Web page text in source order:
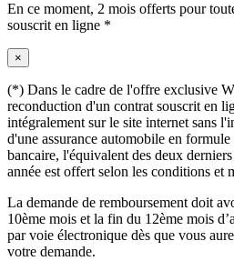
En ce moment, 2 mois offerts pour
souscrit en ligne *
×
(*) Dans le cadre de l'offre exclusive
reconduction d'un contrat souscrit en
intégralement sur le site internet sans
d'une assurance automobile en
bancaire, l'équivalent des deux
année est offert selon les conditions et
La demande de remboursement doit
10ème mois et la fin du 12ème mois
par voie électronique dès que vous
votre demande.